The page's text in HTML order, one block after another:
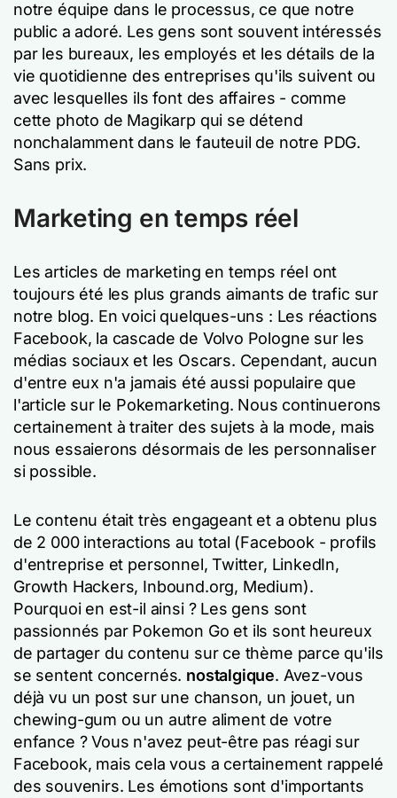
notre équipe dans le processus, ce que notre
public a adoré. Les gens sont souvent intéressés
par les bureaux, les employés et les détails de la
vie quotidienne des entreprises qu'ils suivent ou
avec lesquelles ils font des affaires - comme
cette photo de Magikarp qui se détend
nonchalamment dans le fauteuil de notre PDG.
Sans prix.
Marketing en temps réel
Les articles de marketing en temps réel ont
toujours été les plus grands aimants de trafic sur
notre blog. En voici quelques-uns : Les réactions
Facebook, la cascade de Volvo Pologne sur les
médias sociaux et les Oscars. Cependant, aucun
d'entre eux n'a jamais été aussi populaire que
l'article sur le Pokemarketing. Nous continuerons
certainement à traiter des sujets à la mode, mais
nous essaierons désormais de les personnaliser
si possible.
Le contenu était très engageant et a obtenu plus
de 2 000 interactions au total (Facebook - profils
d'entreprise et personnel, Twitter, LinkedIn,
Growth Hackers, Inbound.org, Medium).
Pourquoi en est-il ainsi ? Les gens sont
passionnés par Pokemon Go et ils sont heureux
de partager du contenu sur ce thème parce qu'ils
se sentent concernés. nostalgique. Avez-vous
déjà vu un post sur une chanson, un jouet, un
chewing-gum ou un autre aliment de votre
enfance ? Vous n'avez peut-être pas réagi sur
Facebook, mais cela vous a certainement rappelé
des souvenirs. Les émotions sont d'importants